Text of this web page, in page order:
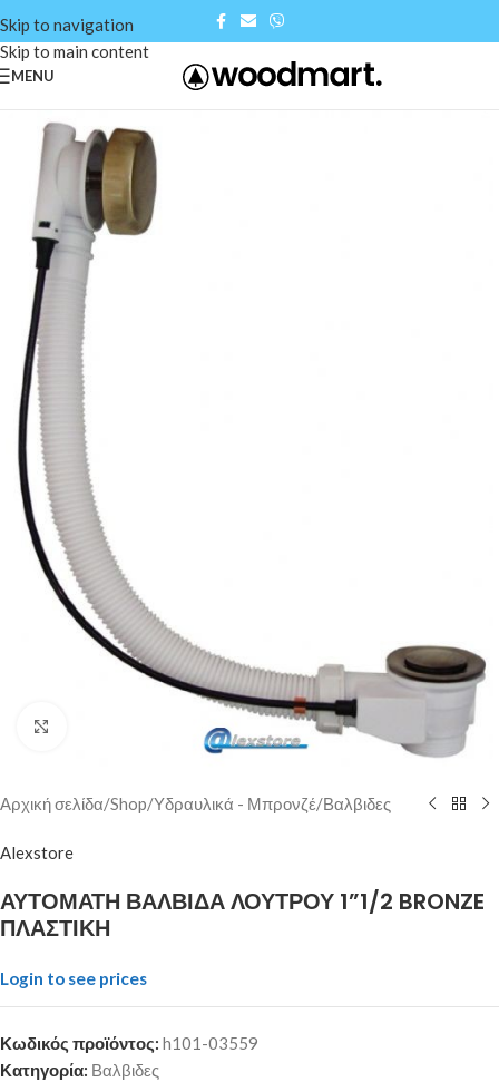
Skip to navigation
Skip to main content
MENU
Αρχική σελίδα/Shop/Υδραυλικά - Μπρονζέ/Βαλβιδες
Alexstore
ΑΥΤΟΜΑΤΗ ΒΑΛΒΙΔΑ ΛΟΥΤΡΟΥ 1”1/2 BRONZE
ΠΛΑΣΤΙΚΗ
Login to see prices
Κωδικός προϊόντος: h101-03559
Κατηγορία: Βαλβιδες